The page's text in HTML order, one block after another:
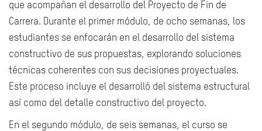
que acompañan el desarrollo del Proyecto de Fin de
Carrera. Durante el primer módulo, de ocho semanas, los
estudiantes se enfocarán en el desarrollo del sistema
constructivo de sus propuestas, explorando soluciones
técnicas coherentes con sus decisiones proyectuales.
Este proceso incluye el desarrolló del sistema estructural
así como del detalle constructivo del proyecto.
En el segundo módulo, de seis semanas, el curso se